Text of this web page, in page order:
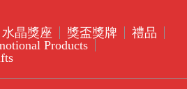
水晶獎座 獎盃獎牌
禮品
Products